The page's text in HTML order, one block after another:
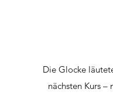
Die Glocke
nächsten Kurs